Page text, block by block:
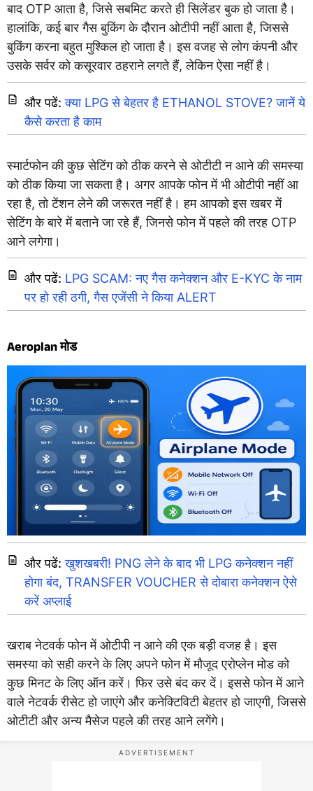
बाद OTP आता है, जिसे सबमिट करते ही सिलेंडर बुक हो जाता है।
हालांकि, कई बार गैस बुकिंग के दौरान ओटीपी नहीं आता है, जिससे
बुकिंग करना बहुत मुश्किल हो जाता है। इस वजह से लोग कंपनी और
उसके सर्वर को कसूरवार ठहराने लगते हैं, लेकिन ऐसा नहीं है।
और पढें:क्या LPG से बेहतर है ETHANOL STOVE? जानें ये
कैसे करता है काम
स्मार्टफोन की कुछ सेटिंग को ठीक करने से ओटीटी न आने की समस्या
को ठीक किया जा सकता है। अगर आपके फोन में भी ओटीपी नहीं आ
रहा है, तो टेंशन लेने की जरूरत नहीं है। हम आपको इस खबर में
सेटिंग के बारे में बताने जा रहे हैं, जिनसे फोन में पहले की तरह OTP
आने लगेगा।
और पढें: LPG SCAM: नए गैस कनेक्शन और E-KYC के नाम
पर हो रही ठगी, गैस एजेंसी ने किया ALERT
Aeroplan मोड
और पढें:खुशखबरी! PNG लेने के बाद भी LPG कनेक्शन नहीं
होगा बंद, TRANSFER VOUCHER से दोबारा कनेक्शन ऐसे
करें अप्लाई
खराब नेटवर्क फोन में ओटीपी न आने की एक बड़ी वजह है। इस
समस्या को सही करने के लिए अपने फोन में मौजूद एरोप्लेन मोड को
कुछ मिनट के लिए ऑन करें। फिर उसे बंद कर दें। इससे फोन में आने
वाले नेटवर्क रीसेट हो जाएंगे और कनेक्टिविटी बेहतर हो जाएगी, जिससे
ओटीटी और अन्य मैसेज पहले की तरह आने लगेंगे।